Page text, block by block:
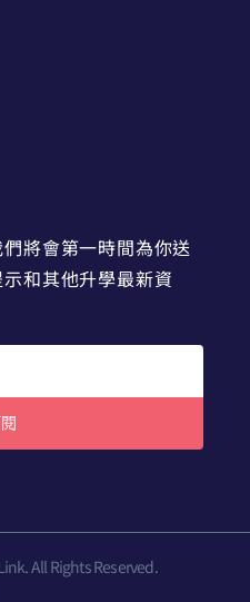
將會第一時間為你送
和其他升學最新資
All Rights Reserved.